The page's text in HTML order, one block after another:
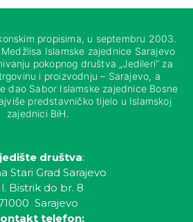
propisima, u septembru 2003.
Islamske zajednice Sarajevo
pokopnog društva „Jedileri“ za
i proizvodnju – Sarajevo, a
dao Sabor Islamske zajednice Bosne
predstavničko tijelo u Islamskoj
zajednici BiH.
društva:
Stari Grad Sarajevo
Bistrik do br. 8
Sarajevo
telefon: